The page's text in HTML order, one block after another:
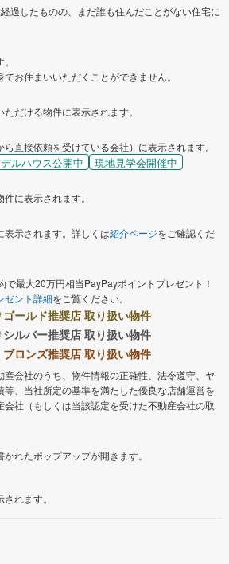
過したものの、まだ誰も住んだことがない住宅に
お住まいいただくことができません。
だける物件に表示されます。
直接依頼を受けている会社）に表示されます。
ルハウス公開中
現地見学会開催中
に表示されます。
表示されます。詳しくは紹介ページをご確認くだ
で最大20万円相当PayPayポイントプレゼント！
ゼント詳細をご覧ください。
ゴールド推奨店 取り扱い物件
シルバー推奨店 取り扱い物件
ブロンズ推奨店 取り扱い物件
会社のうち、物件情報の正確性、法令遵守、ヤ
、当社所定の基準を満たした優良な店舗運営を
社（もしくは当該認定を受けた不動産会社の取
れたポップアップが開きます。
れます。